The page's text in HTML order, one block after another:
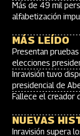
Más de 49 mil
alfabetización
MÁS LEÍDO
Presentan
elecciones
Inravisión tuvo
presidencial de
Fallece el creador
NUEVAS
Inravisión supera